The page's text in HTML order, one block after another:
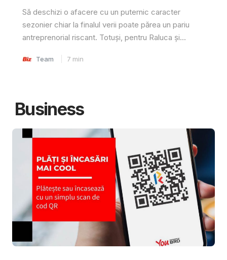
Să deschizi o afacere cu un puternic caracter
sezonier chiar la finalul verii poate părea un pariu
antreprenorial riscant. Totuși, pentru Raluca și...
Team 7 min
Business